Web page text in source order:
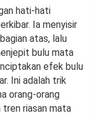
hati-hati
Ia menyisir
atas, lalu
bulu mata
efek bulu
Ini adalah trik
orang-orang
riasan mata